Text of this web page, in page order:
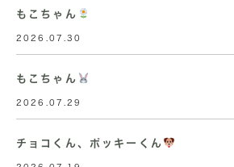
もこちゃん
2026.07.30
もこちゃん
2026.07.29
チョコくん、ポッキーくん